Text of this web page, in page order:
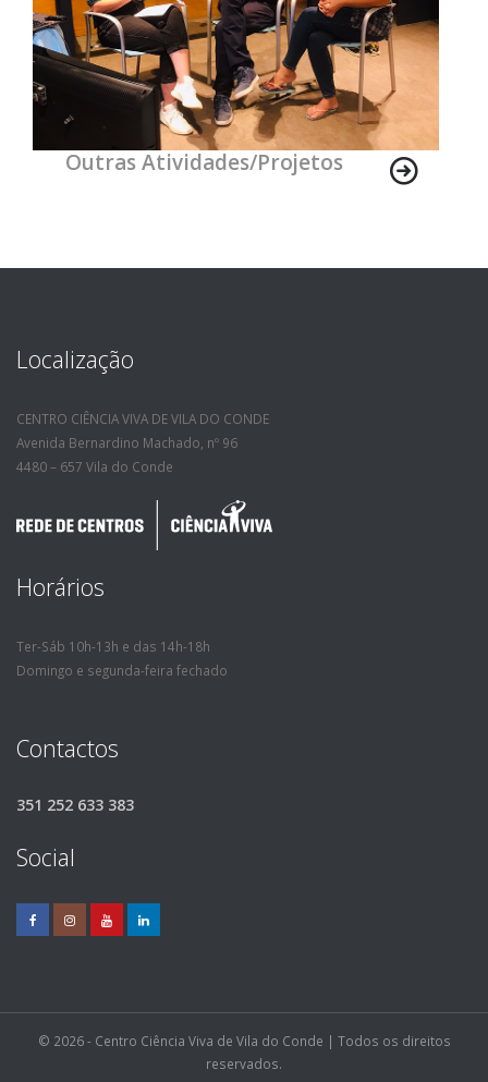
Outras Atividades/Projetos
Localização
CENTRO CIÊNCIA VIVA DE VILA DO CONDE
Avenida Bernardino Machado, nº 96
4480 – 657 Vila do Conde
Horários
Ter-Sáb 10h-13h e das 14h-18h
Domingo e segunda-feira fechado
Contactos
351 252 633 383
Social
© 2026 - Centro Ciência Viva de Vila do Conde | Todos os direitos
reservados.